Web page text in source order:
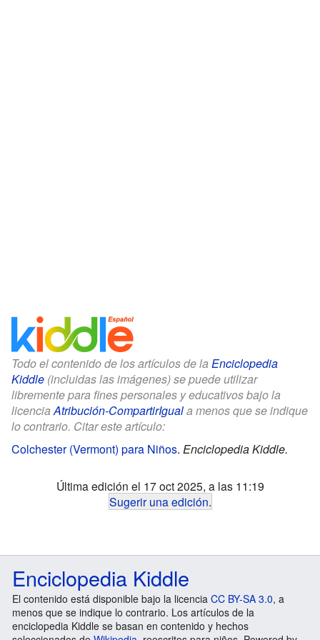
Todo el contenido de los artículos de la Enciclopedia
Kiddle (incluidas las imágenes) se puede utilizar
libremente para fines personales y educativos bajo la
licenciaAtribución-CompartirIguala menos que se indique
lo contrario. Citar este artículo:
Colchester (Vermont) para Niños. Enciclopedia Kiddle.
Última edición el 17 oct 2025, a las 11:19
Sugerir una edición.
Enciclopedia Kiddle
El contenido está disponible bajo la licencia CC BY-SA 3.0, a
menos que se indique lo contrario. Los artículos de la
enciclopedia Kiddle se basan en contenido y hechos